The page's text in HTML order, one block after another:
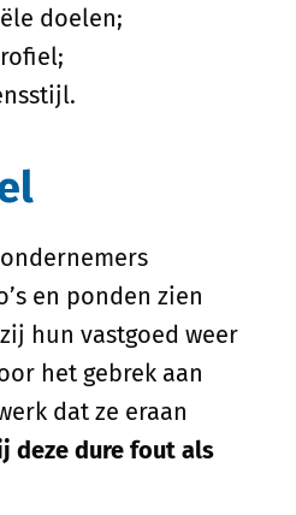
doelen;
en ponden zien
hun vastgoed weer
het gebrek aan
dat ze eraan
deze dure fout als